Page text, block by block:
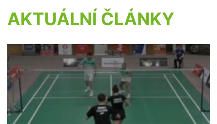
AKTUÁLNÍ ČLÁNKY